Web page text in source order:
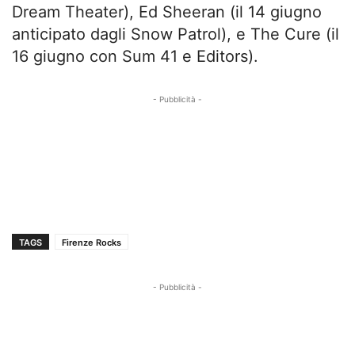
Dream Theater), Ed Sheeran (il 14 giugno
anticipato dagli Snow Patrol), e The Cure (il
16 giugno con Sum 41 e Editors).
- Pubblicità -
TAGS Firenze Rocks
- Pubblicità -